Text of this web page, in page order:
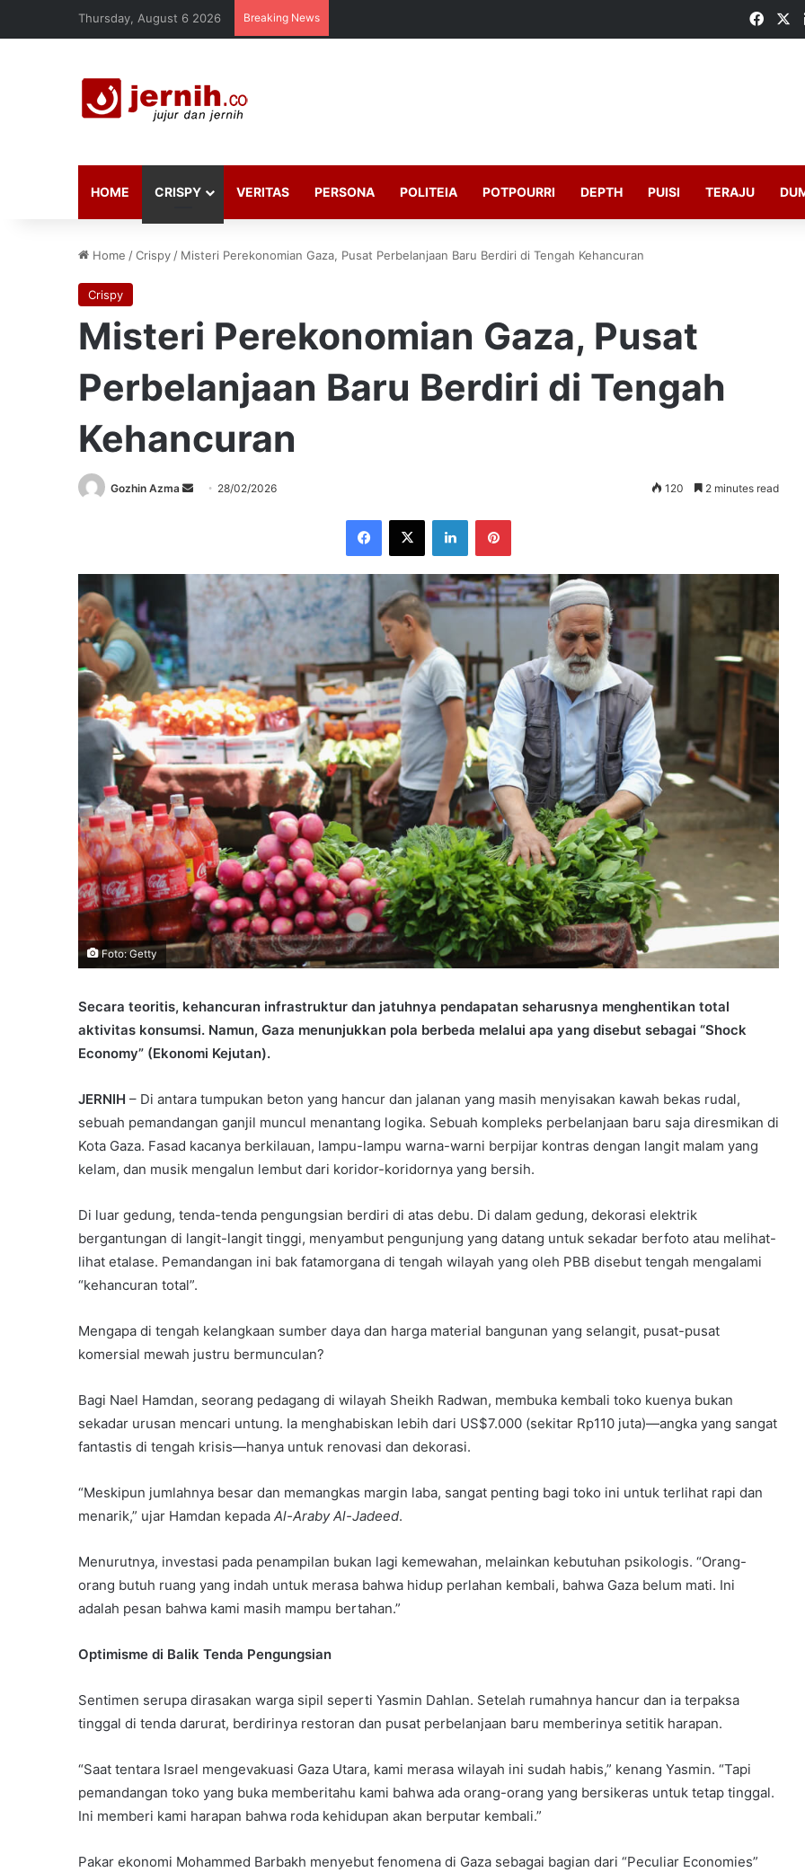
Thursday, August 6 2026 Breaking News
HOME CRISPY VERITAS PERSONA POLITEIA POTPOURRI DEPTH PUISI TERAJU
Home /Crispy / Misteri Perekonomian Gaza, Pusat Perbelanjaan Baru Berdiri di Tengah Kehancuran
Crispy
Misteri Perekonomian Gaza, Pusat
Perbelanjaan Baru Berdiri di Tengah
Kehancuran
Gozhin Azma
Send 28/02/2026 120 2 minutes read
Facebook
X LinkedInPinterest
Foto: Getty
Secara teoritis, kehancuran infrastruktur dan jatuhnya pendapatan seharusnya menghentikan total
aktivitas konsumsi. Namun, Gaza menunjukkan pola berbeda melalui apa yang disebut sebagai “Shock
Economy” (Ekonomi Kejutan).
JERNIH – Di antara tumpukan beton yang hancur dan jalanan yang masih menyisakan kawah bekas rudal,
sebuah pemandangan ganjil muncul menantang logika. Sebuah kompleks perbelanjaan baru saja diresmikan di
Kota Gaza. Fasad kacanya berkilauan, lampu-lampu warna-warni berpijar kontras dengan langit malam yang
kelam, dan musik mengalun lembut dari koridor-koridornya yang bersih.
Di luar gedung, tenda-tenda pengungsian berdiri di atas debu. Di dalam gedung, dekorasi elektrik
bergantungan di langit-langit tinggi, menyambut pengunjung yang datang untuk sekadar berfoto atau melihat-
lihat etalase. Pemandangan ini bak fatamorgana di tengah wilayah yang oleh PBB disebut tengah mengalami
“kehancuran total”.
Mengapa di tengah kelangkaan sumber daya dan harga material bangunan yang selangit, pusat-pusat
komersial mewah justru bermunculan?
Bagi Nael Hamdan, seorang pedagang di wilayah Sheikh Radwan, membuka kembali toko kuenya bukan
sekadar urusan mencari untung. Ia menghabiskan lebih dari US$7.000 (sekitar Rp110 juta)—angka yang sangat
fantastis di tengah krisis—hanya untuk renovasi dan dekorasi.
“Meskipun jumlahnya besar dan memangkas margin laba, sangat penting bagi toko ini untuk terlihat rapi dan
menarik,” ujar Hamdan kepada Al-Araby Al-Jadeed.
Menurutnya, investasi pada penampilan bukan lagi kemewahan, melainkan kebutuhan psikologis. “Orang-
orang butuh ruang yang indah untuk merasa bahwa hidup perlahan kembali, bahwa Gaza belum mati. Ini
adalah pesan bahwa kami masih mampu bertahan.”
Optimisme di Balik Tenda Pengungsian
Sentimen serupa dirasakan warga sipil seperti Yasmin Dahlan. Setelah rumahnya hancur dan ia terpaksa
tinggal di tenda darurat, berdirinya restoran dan pusat perbelanjaan baru memberinya setitik harapan.
“Saat tentara Israel mengevakuasi Gaza Utara, kami merasa wilayah ini sudah habis,” kenang Yasmin. “Tapi
pemandangan toko yang buka memberitahu kami bahwa ada orang-orang yang bersikeras untuk tetap tinggal.
Ini memberi kami harapan bahwa roda kehidupan akan berputar kembali.”
Pakar ekonomi Mohammed Barbakh menyebut fenomena di Gaza sebagai bagian dari “Peculiar Economies”